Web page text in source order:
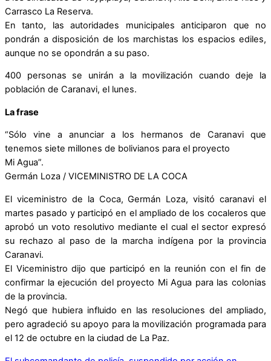
Carrasco La Reserva.
En tanto, las autoridades municipales anticiparon que no
pondrán a disposición de los marchistas los espacios ediles,
aunque no se opondrán a su paso.
400 personas se unirán a la movilización cuando deje la
población de Caranavi, el lunes.
La frase
“Sólo vine a anunciar a los hermanos de Caranavi que
tenemos siete millones de bolivianos para el proyecto
Mi Agua”.
Germán Loza / VICEMINISTRO DE LA COCA
El viceministro de la Coca, Germán Loza, visitó caranavi el
martes pasado y participó en el ampliado de los cocaleros que
aprobó un voto resolutivo mediante el cual el sector expresó
su rechazo al paso de la marcha indígena por la provincia
Caranavi.
El Viceministro dijo que participó en la reunión con el fin de
confirmar la ejecución del proyecto Mi Agua para las colonias
de la provincia.
Negó que hubiera influido en las resoluciones del ampliado,
pero agradeció su apoyo para la movilización programada para
el 12 de octubre en la ciudad de La Paz.